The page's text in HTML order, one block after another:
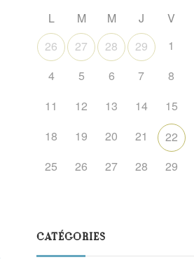
L M M J V
26
27 28 29 1
4
5 6 7 8
11
12 13 14 15
18
19 20 21 22
25
26 27 28 29
CATÉGORIES